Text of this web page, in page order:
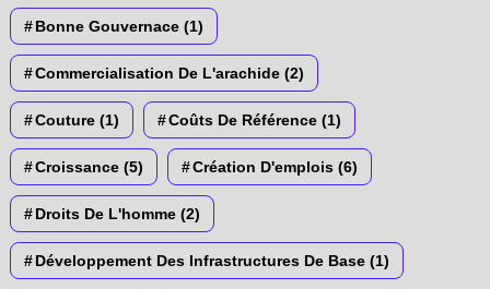
Bonne Gouvernace(1)
Commercialisation De L'arachide(2)
Couture(1) Coûts De Référence(1)
Croissance(5) Création D'emplois(6)
Droits De L'homme(2)
Développement Des Infrastructures De Base(1)